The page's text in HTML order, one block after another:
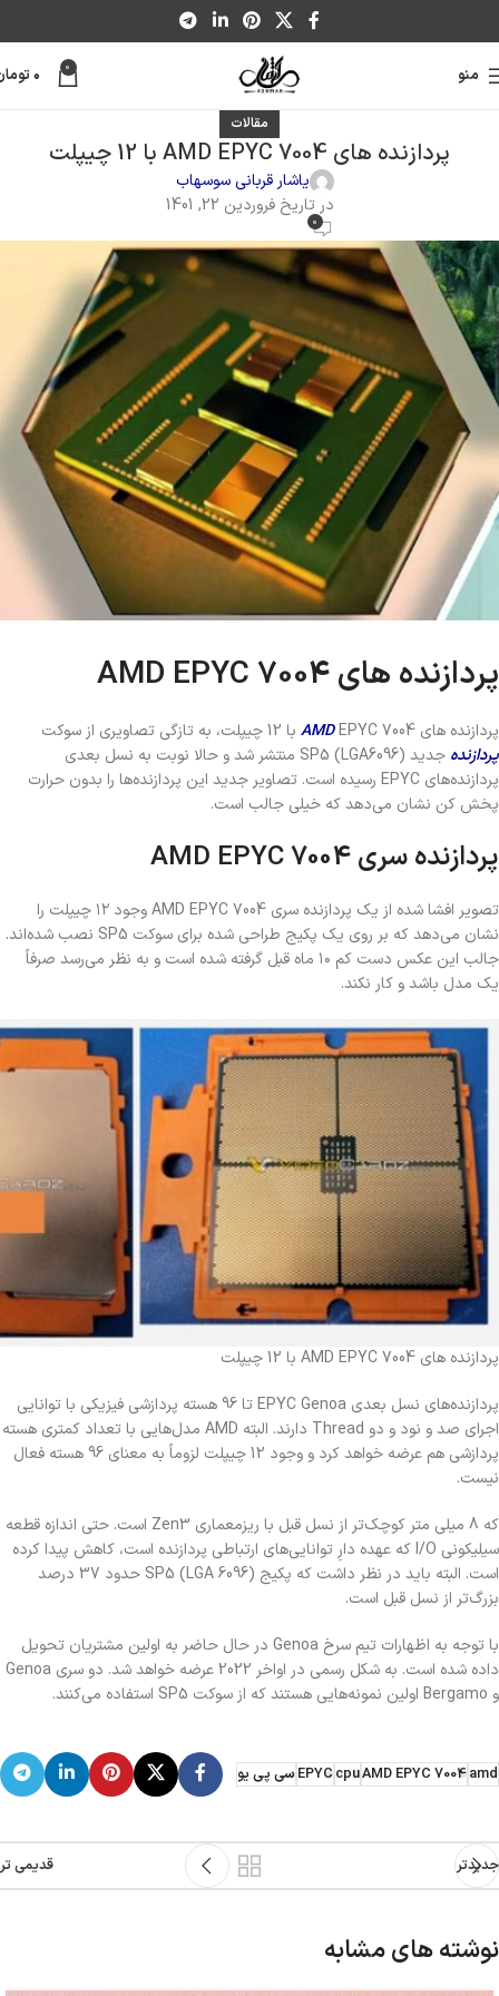
منو 0 ۰
مقالات
پردازنده های AMD EPYC 7004 با 12 چیپلت
یاشار قربانی سوسهاب
در تاریخ فروردین 22, 1401
0
پردازنده های AMD EPYC 7004
پردازنده های AMDEPYC 7004 با 12 چیپلت، به تازگی تصاویری از سوکت
پردازنده
جدید SP5 (LGA6096) منتشر شد و حالا نوبت به نسل بعدی
پردازنده‌های EPYC رسیده است. تصاویر جدید این پردازنده‌ها را بدون حرارت
پخش کن نشان می‌دهد که خیلی جالب است.
پردازنده سری AMD EPYC 7004
تصویر افشا شده از یک پردازنده سری AMD EPYC 7004 وجود ۱۲ چیپلت را
نشان می‌دهد که بر روی یک پکیج طراحی شده برای سوکت SP5 نصب شده‌اند.
جالب این عکس دست کم ۱۰ ماه قبل گرفته شده است و به نظر می‌رسد صرفاً
یک مدل باشد و کار نکند.
پردازنده های AMD EPYC 7004 با 12 چیپلت
پردازنده‌های نسل بعدی EPYC Genoa تا 96 هسته پردازشی فیزیکی با توانایی
اجرای صد و نود و دو Thread دارند. البته AMD مدل‌هایی با تعداد کمتری هسته
پردازشی هم عرضه خواهد کرد و وجود 12 چیپلت لزوماً به معنای 96 هسته فعال
نیست.
که 8 میلی متر کوچک‌تر از نسل قبل با ریزمعماری Zen3 است. حتی اندازه قطعه
سیلیکونی I/O که عهده دارِ توانایی‌های ارتباطی پردازنده است، کاهش پیدا کرده
است. البته باید در نظر داشت که پکیج SP5 (LGA 6096) حدود 37 درصد
بزرگ‌تر از نسل قبل است.
با توجه به اظهارات تیم سرخ Genoa در حال حاضر به اولین مشتریان تحویل
داده شده است. به شکل رسمی در اواخر 2022 عرضه خواهد شد. دو سری Genoa
و Bergamo اولین نمونه‌هایی هستند که از سوکت SP5 استفاده می‌کنند.
amd
AMD EPYC 7004
cpu
EPYCسی پی یو
جدیدتر قدیمی تر
نوشته های مشابه